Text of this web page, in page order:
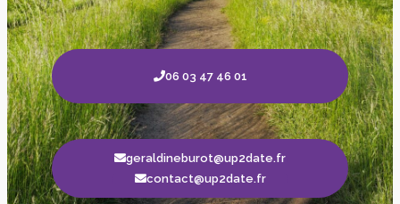
06 03 47 46 01
geraldineburot@up2date.fr
contact@up2date.fr